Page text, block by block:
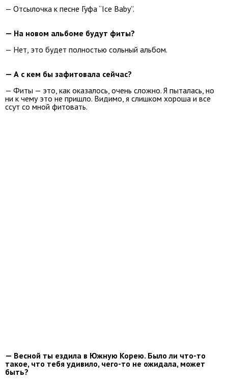
— Отсылочка к песне Гуфа “Ice Baby”.
— На новом альбоме будут фиты?
— Нет, это будет полностью сольный альбом.
— А с кем бы зафитовала сейчас?
— Фиты — это, как оказалось, очень сложно. Я пыталась, но
ни к чему это не пришло. Видимо, я слишком хороша и все
ссут со мной фитовать.
— Весной ты ездила в Южную Корею. Было ли что-то
такое, что тебя удивило, чего-то не ожидала, может
быть?